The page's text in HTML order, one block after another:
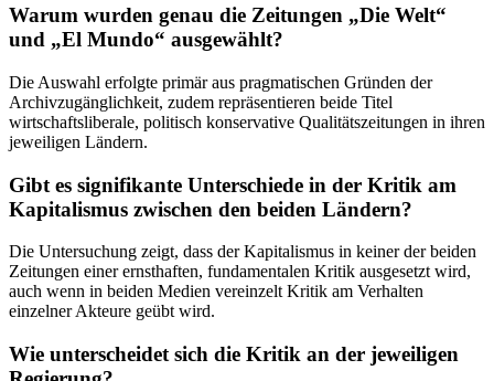
Warum wurden genau die Zeitungen „Die Welt“
und „El Mundo“ ausgewählt?
Die Auswahl erfolgte primär aus pragmatischen Gründen der
Archivzugänglichkeit, zudem repräsentieren beide Titel
wirtschaftsliberale, politisch konservative Qualitätszeitungen in ihren
jeweiligen Ländern.
Gibt es signifikante Unterschiede in der Kritik am
Kapitalismus zwischen den beiden Ländern?
Die Untersuchung zeigt, dass der Kapitalismus in keiner der beiden
Zeitungen einer ernsthaften, fundamentalen Kritik ausgesetzt wird,
auch wenn in beiden Medien vereinzelt Kritik am Verhalten
einzelner Akteure geübt wird.
Wie unterscheidet sich die Kritik an der jeweiligen